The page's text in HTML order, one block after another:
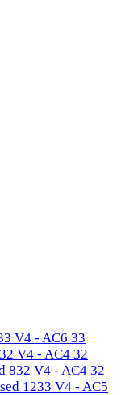
V4 - AC6 33
V4 - AC4 32
832 V4 - AC4 32
1233 V4 - AC5